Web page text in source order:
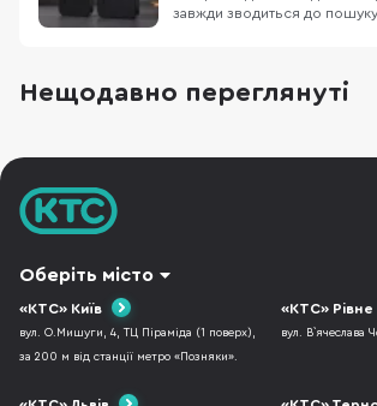
завжди зводиться до
підходи до ергономіки та
можливостей, хоча візуально
Нещодавно переглянуті
Оберіть місто
«КТС» Київ
вул. О.Мишуги, 4, ТЦ Піраміда (1 поверх),
за 200 м від станції метро «Позняки».
«КТС» Рівне
вул. В`ячеслава